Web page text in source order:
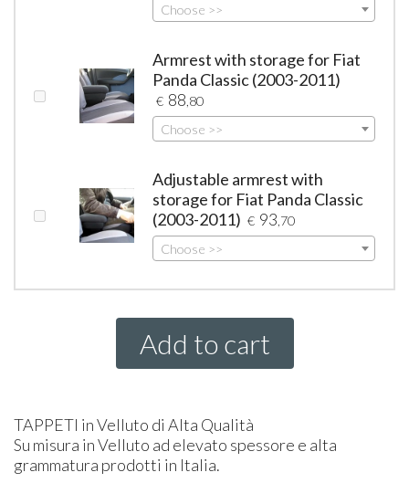
Choose >>
Armrest with storage for Fiat
Panda Classic (2003-2011)
€ 88 ,80
Choose >>
Adjustable armrest with
storage for Fiat Panda Classic
(2003-2011) € 93 ,70
Choose >>
Add to cart
TAPPETI in Velluto di Alta Qualità
Su misura in Velluto ad elevato spessore e alta
grammatura prodotti in Italia.